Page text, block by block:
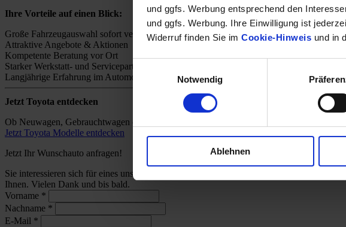
und ggfs. Werbung entsprechend den
und ggfs. Werbung. Ihre Einwilligung ist
Widerruf finden Sie im Cookie-Hinweis und in
Einwilligungsauswahl
Notwendig
Ablehnen
Ihre Vorteile auf einen Blick:
Große Fahrzeugauswahl sofort verfügbar
Attraktive Angebote & Aktionen
Kompetente Beratung vor Ort
Starker Werkstatt- und Servicepartner
Langjährige Erfahrung im Automobilhandel
Jetzt Toyota entdecken
Ob Neuwagen, Gebrauchtwagen oder individuelles Angebot – bei uns finden Sie Ihr
Jetzt Toyota Modelle entdecken
Jetzt Ihr Wunschauto anfragen!
Sie interessieren sich für eines unserer Toyota-Modelle und wünschen eine
Ihnen. Vielen Dank und bis bald.
Vorname *
Nachname *
E-Mail *